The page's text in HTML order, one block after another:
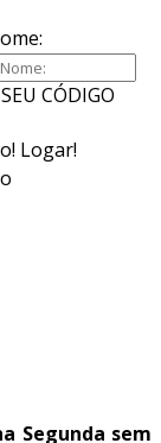
CÓDIGO
Logar!
Segunda sem